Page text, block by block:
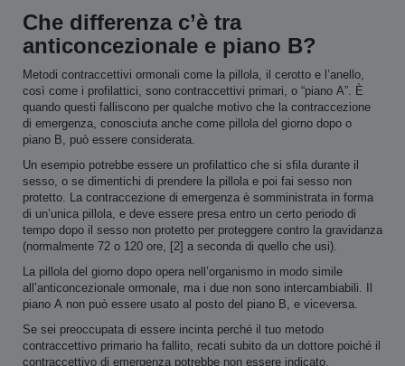
Che differenza c’è tra
anticoncezionale e piano B?
Metodi contraccettivi ormonali come la pillola, il cerotto e l’anello,
così come i profilattici, sono contraccettivi primari, o “piano A”. È
quando questi falliscono per qualche motivo che la contraccezione
di emergenza, conosciuta anche come pillola del giorno dopo o
piano B, può essere considerata.
Un esempio potrebbe essere un profilattico che si sfila durante il
sesso, o se dimentichi di prendere la pillola e poi fai sesso non
protetto. La contraccezione di emergenza è somministrata in forma
di un’unica pillola, e deve essere presa entro un certo periodo di
tempo dopo il sesso non protetto per proteggere contro la gravidanza
(normalmente 72 o 120 ore, [2] a seconda di quello che usi).
La pillola del giorno dopo opera nell’organismo in modo simile
all’anticoncezionale ormonale, ma i due non sono intercambiabili. Il
piano A non può essere usato al posto del piano B, e viceversa.
Se sei preoccupata di essere incinta perché il tuo metodo
contraccettivo primario ha fallito, recati subito da un dottore poiché il
contraccettivo di emergenza potrebbe non essere indicato.